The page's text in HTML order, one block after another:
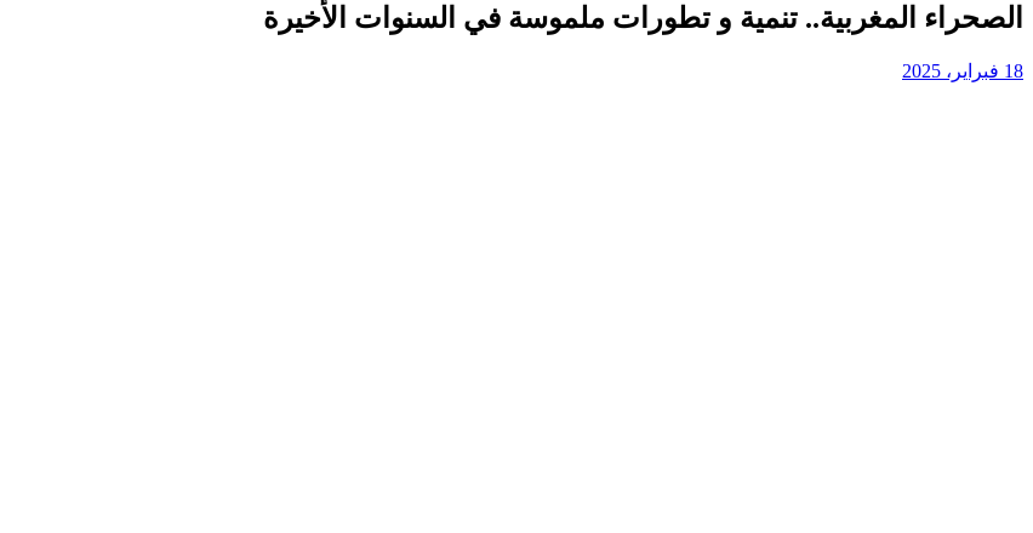
الصحراء المغربية.. تنمية و تطورات ملموسة في السنوات الأخيرة
18 فبراير، 2025